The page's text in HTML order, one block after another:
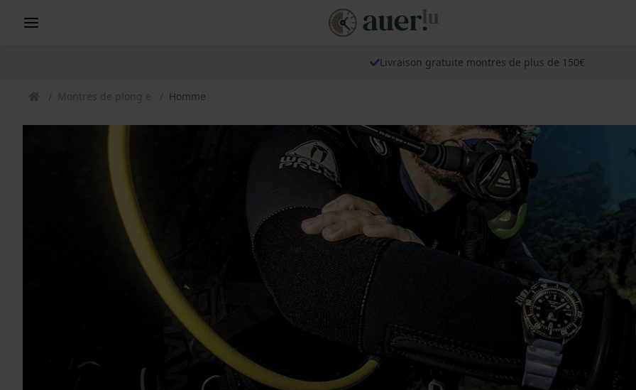
Livraison gratuite montres de plus de 150€
Montres de plong e Homme